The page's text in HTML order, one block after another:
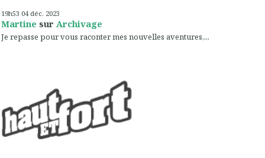
19h53 04 déc. 2023
Martine sur Archivage
Je repasse pour vous raconter mes nouvelles aventures,...